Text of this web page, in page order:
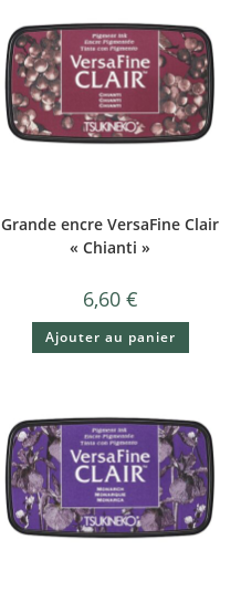
Grande encre VersaFine Clair
« Chianti »
6,60 €
Ajouter au panier